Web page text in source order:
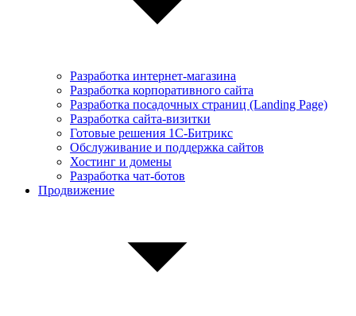
Разработка интернет-магазина
Разработка корпоративного сайта
Разработка посадочных страниц (Landing Page)
Разработка сайта-визитки
Готовые решения 1С-Битрикс
Обслуживание и поддержка сайтов
Хостинг и домены
Разработка чат-ботов
Продвижение